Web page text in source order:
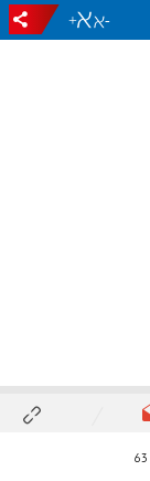
-
+